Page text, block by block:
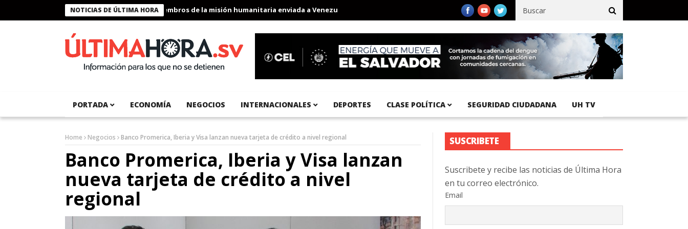
NOTICIAS DE ÚLTIMA HORA
Presidente Bukele condecora a miembros de la misión humanitaria enviada a Venezuela Aeropuerto Internacional del Pacífico registra 92 % de avance en obras de terracería
PORTADA ECONOMÍA NEGOCIOS INTERNACIONALES DEPORTES CLASE POLÍTICA SEGURIDAD CIUDADANA UH TV
Home Negocios Banco Promerica, Iberia y Visa lanzan nueva tarjeta de crédito a nivel regional
Banco Promerica, Iberia y Visa lanzan
nueva tarjeta de crédito a nivel
regional
SUSCRIBETE
Suscribete y recibe las noticias de Última Hora
en tu correo electrónico.
Email